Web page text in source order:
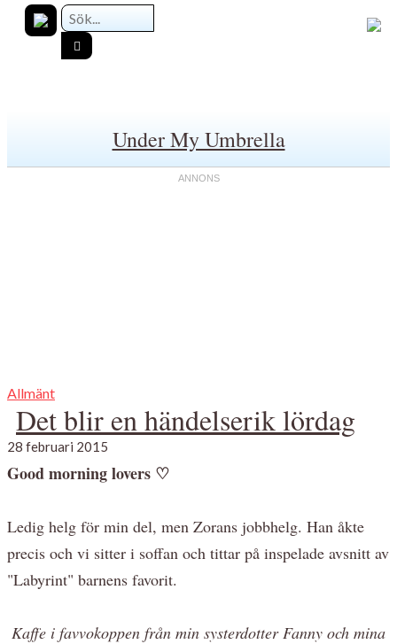
Under My Umbrella
Allmänt
Det blir en händelserik lördag
28 februari 2015
Good morning lovers ♡
Ledig helg för min del, men Zorans jobbhelg. Han åkte
precis och vi sitter i soffan och tittar på inspelade avsnitt av
"Labyrint" barnens favorit.
Kaffe i favvokoppen från min systerdotter Fanny och mina